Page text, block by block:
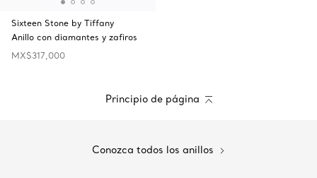
Sixteen Stone by Tiffany
Anillo con diamantes y zafiros
MX$317,000
Principio de página
Conozca todos los anillos